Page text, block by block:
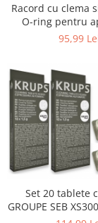
Telefoane Mobile
Wearable &
Accesorii si piese
rufe si uscatoare
Accesorii si piese
vase
Aparate Frigorifice
Aparate Racire
Aragaze si
Climatizare &
Electrocasnice
Racord cu clema
O-ring pentru
spalat cu presiune,
95,99
Set 20 tablete
GROUPE SEB
espressoare